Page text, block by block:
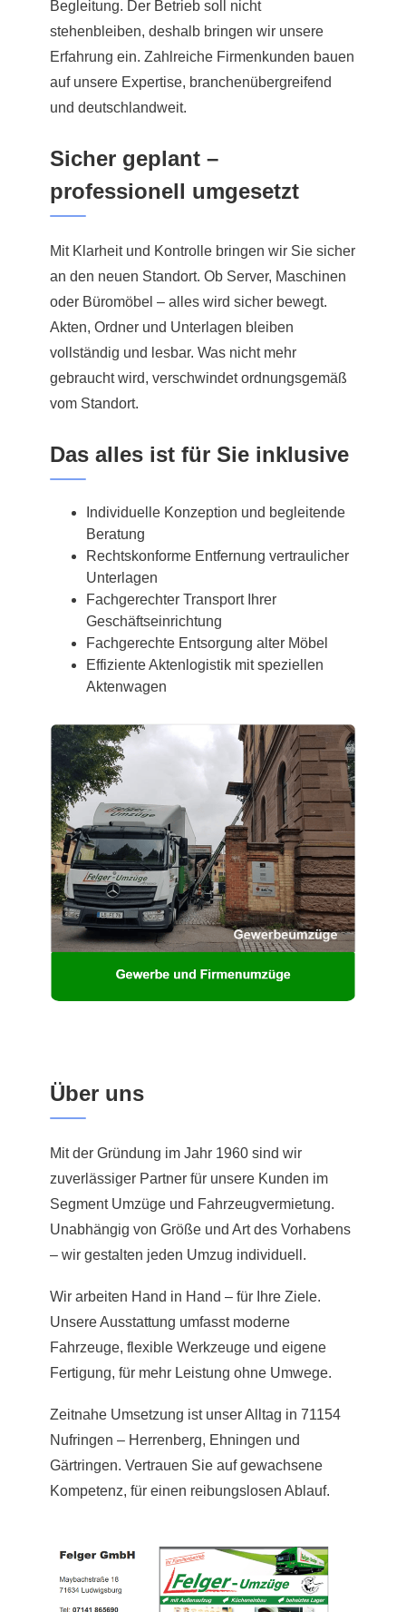
Begleitung. Der Betrieb soll nicht
stehenbleiben, deshalb bringen wir unsere
Erfahrung ein. Zahlreiche Firmenkunden bauen
auf unsere Expertise, branchenübergreifend
und deutschlandweit.
Sicher geplant –
professionell umgesetzt
Mit Klarheit und Kontrolle bringen wir Sie sicher
an den neuen Standort. Ob Server, Maschinen
oder Büromöbel – alles wird sicher bewegt.
Akten, Ordner und Unterlagen bleiben
vollständig und lesbar. Was nicht mehr
gebraucht wird, verschwindet ordnungsgemäß
vom Standort.
Das alles ist für Sie inklusive
Individuelle Konzeption und begleitende
Beratung
Rechtskonforme Entfernung vertraulicher
Unterlagen
Fachgerechter Transport Ihrer
Geschäftseinrichtung
Fachgerechte Entsorgung alter Möbel
Effiziente Aktenlogistik mit speziellen
Aktenwagen
Über uns
Mit der Gründung im Jahr 1960 sind wir
zuverlässiger Partner für unsere Kunden im
Segment Umzüge und Fahrzeugvermietung.
Unabhängig von Größe und Art des Vorhabens
– wir gestalten jeden Umzug individuell.
Wir arbeiten Hand in Hand – für Ihre Ziele.
Unsere Ausstattung umfasst moderne
Fahrzeuge, flexible Werkzeuge und eigene
Fertigung, für mehr Leistung ohne Umwege.
Zeitnahe Umsetzung ist unser Alltag in 71154
Nufringen – Herrenberg, Ehningen und
Gärtringen. Vertrauen Sie auf gewachsene
Kompetenz, für einen reibungslosen Ablauf.